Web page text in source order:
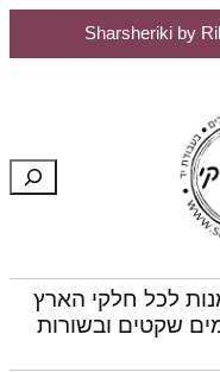
Sharsheriki by
חיפוש
לכל חלקי הארץ
שקטים ובשורות